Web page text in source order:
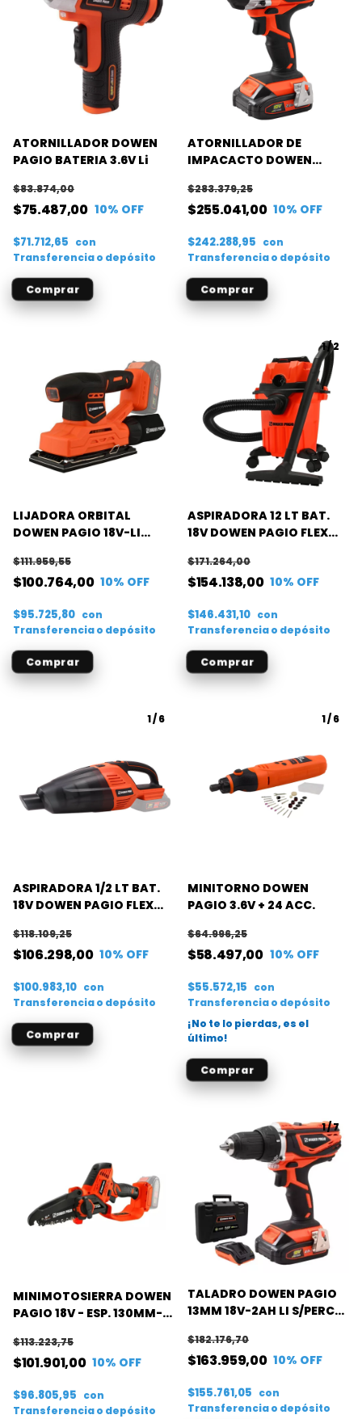
ATORNILLADOR DOWEN
PAGIO BATERIA 3.6V Li
$75.487,00
$83.874,00
10% OFF
$71.712,65 con
Transferencia o depósito
ATORNILLADOR DE
IMPACACTO DOWEN
$255.041,00
$283.379,25
10% OFF
$242.288,95 con
Transferencia o depósito
LIJADORA ORBITAL
DOWEN PAGIO 18V-LI
$100.764,00
$111.959,55
10% OFF
$95.725,80 con
Transferencia o depósito
1/2
ASPIRADORA 12 LT BAT.
18V DOWEN PAGIO FLEX
$154.138,00
$171.264,00
10% OFF
$146.431,10 con
Transferencia o depósito
1/6
ASPIRADORA 1/2 LT BAT.
18V DOWEN PAGIO FLEX
$106.298,00
$118.109,25
10% OFF
$100.983,10 con
Transferencia o depósito
1/6
MINITORNO DOWEN
PAGIO 3.6V + 24 ACC.
$58.497,00
$64.996,25
10% OFF
$55.572,15 con
Transferencia o depósito
¡No te lo pierdas, es el
último!
MINIMOTOSIERRA DOWEN
PAGIO 18V - ESP. 130MM-
$101.901,00
$113.223,75
10% OFF
$96.805,95 con
Transferencia o depósito
1/7
TALADRO DOWEN PAGIO
13MM 18V-2AH LI S/PERC
$163.959,00
$182.176,70
10% OFF
$155.761,05 con
Transferencia o depósito